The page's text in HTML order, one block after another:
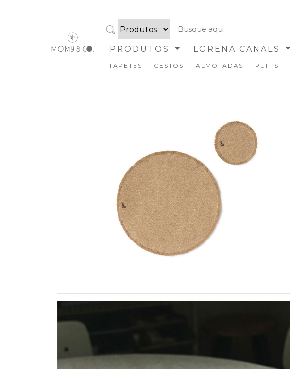
PRODUTOS LORENA CANALS
TAPETES CESTOS ALMOFADAS PUFFS